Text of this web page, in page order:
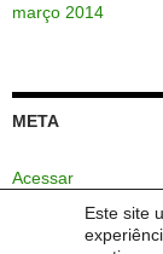
Este site
março 2014
META
Acessar
Feed de posts